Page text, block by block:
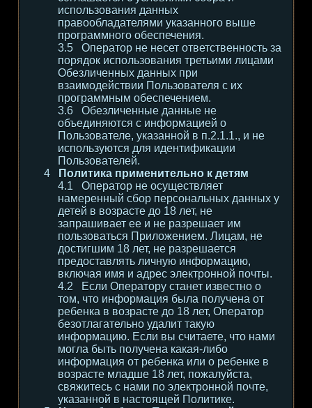
использования данных
правообладателями указанного выше
программного обеспечения.
Оператор не несет ответственность за
порядок использования третьими лицами
Обезличенных данных при
взаимодействии Пользователя с их
программным обеспечением.
Обезличенные данные не
объединяются с информацией о
Пользователе, указанной в п.2.1.1., и не
используются для идентификации
Пользователей.
Политика применительно к детям
Оператор не осуществляет
намеренный сбор персональных данных у
детей в возрасте до 18 лет, не
запрашивает ее и не разрешает им
пользоваться Приложением. Лицам, не
достигшим 18 лет, не разрешается
предоставлять личную информацию,
включая имя и адрес электронной почты.
Если Оператору станет известно о
том, что информация была получена от
ребенка в возрасте до 18 лет, Оператор
безотлагательно удалит такую
информацию. Если вы считаете, что нами
могла быть получена какая-либо
информация от ребенка или о ребенке в
возрасте младше 18 лет, пожалуйста,
свяжитесь с нами по электронной почте,
указанной в настоящей Политике.